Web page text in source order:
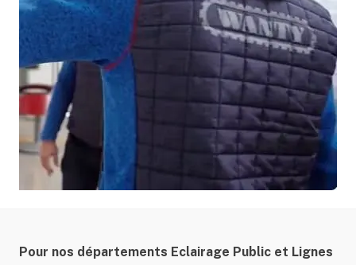
Pour nos départements Eclairage Public et Lignes